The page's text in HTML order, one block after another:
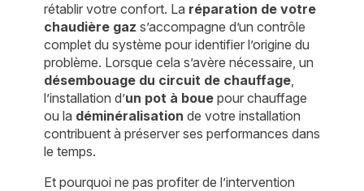
rétablir votre confort. La réparation de votre
chaudière gaz s’accompagne d’un contrôle
complet du système pour identifier l’origine du
problème. Lorsque cela s’avère nécessaire, un
désembouage du circuit de chauffage,
l’installation d’un pot à bouepour chauffage
ou la déminéralisation de votre installation
contribuent à préserver ses performances dans
le temps.
Et pourquoi ne pas profiter de l’intervention